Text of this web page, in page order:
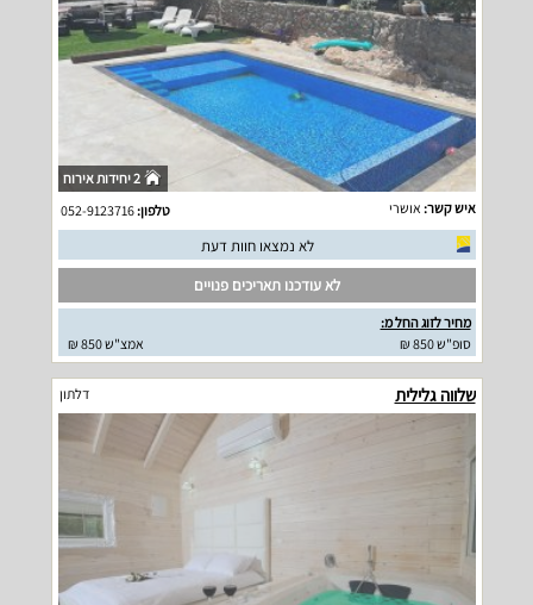
2 יחידות אירוח
איש קשר: אושרי טלפון:052-9123716
לא נמצאו חוות דעת
לא עודכנו תאריכים פנויים
מחיר לזוג החל מ:
סופ"ש 850 ₪
אמצ"ש 850 ₪
שלווה גלילית דלתון